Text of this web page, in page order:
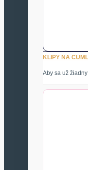
KLIPY NA
Aby sa už